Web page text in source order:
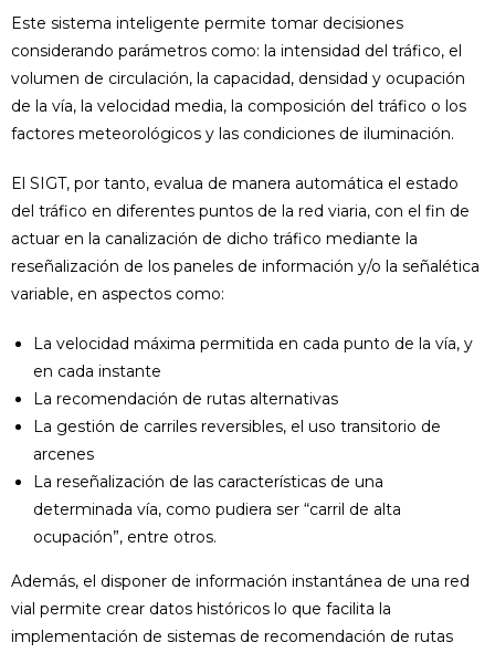
Este sistema inteligente permite tomar decisiones
considerando parámetros como: la intensidad del tráfico, el
volumen de circulación, la capacidad, densidad y ocupación
de la vía, la velocidad media, la composición del tráfico o los
factores meteorológicos y las condiciones de iluminación.
El SIGT, por tanto, evalua de manera automática el estado
del tráfico en diferentes puntos de la red viaria, con el fin de
actuar en la canalización de dicho tráfico mediante la
reseñalización de los paneles de información y/o la señalética
variable, en aspectos como:
La velocidad máxima permitida en cada punto de la vía, y
en cada instante
La recomendación de rutas alternativas
La gestión de carriles reversibles, el uso transitorio de
arcenes
La reseñalización de las características de una
determinada vía, como pudiera ser “carril de alta
ocupación”, entre otros.
Además, el disponer de información instantánea de una red
vial permite crear datos históricos lo que facilita la
implementación de sistemas de recomendación de rutas